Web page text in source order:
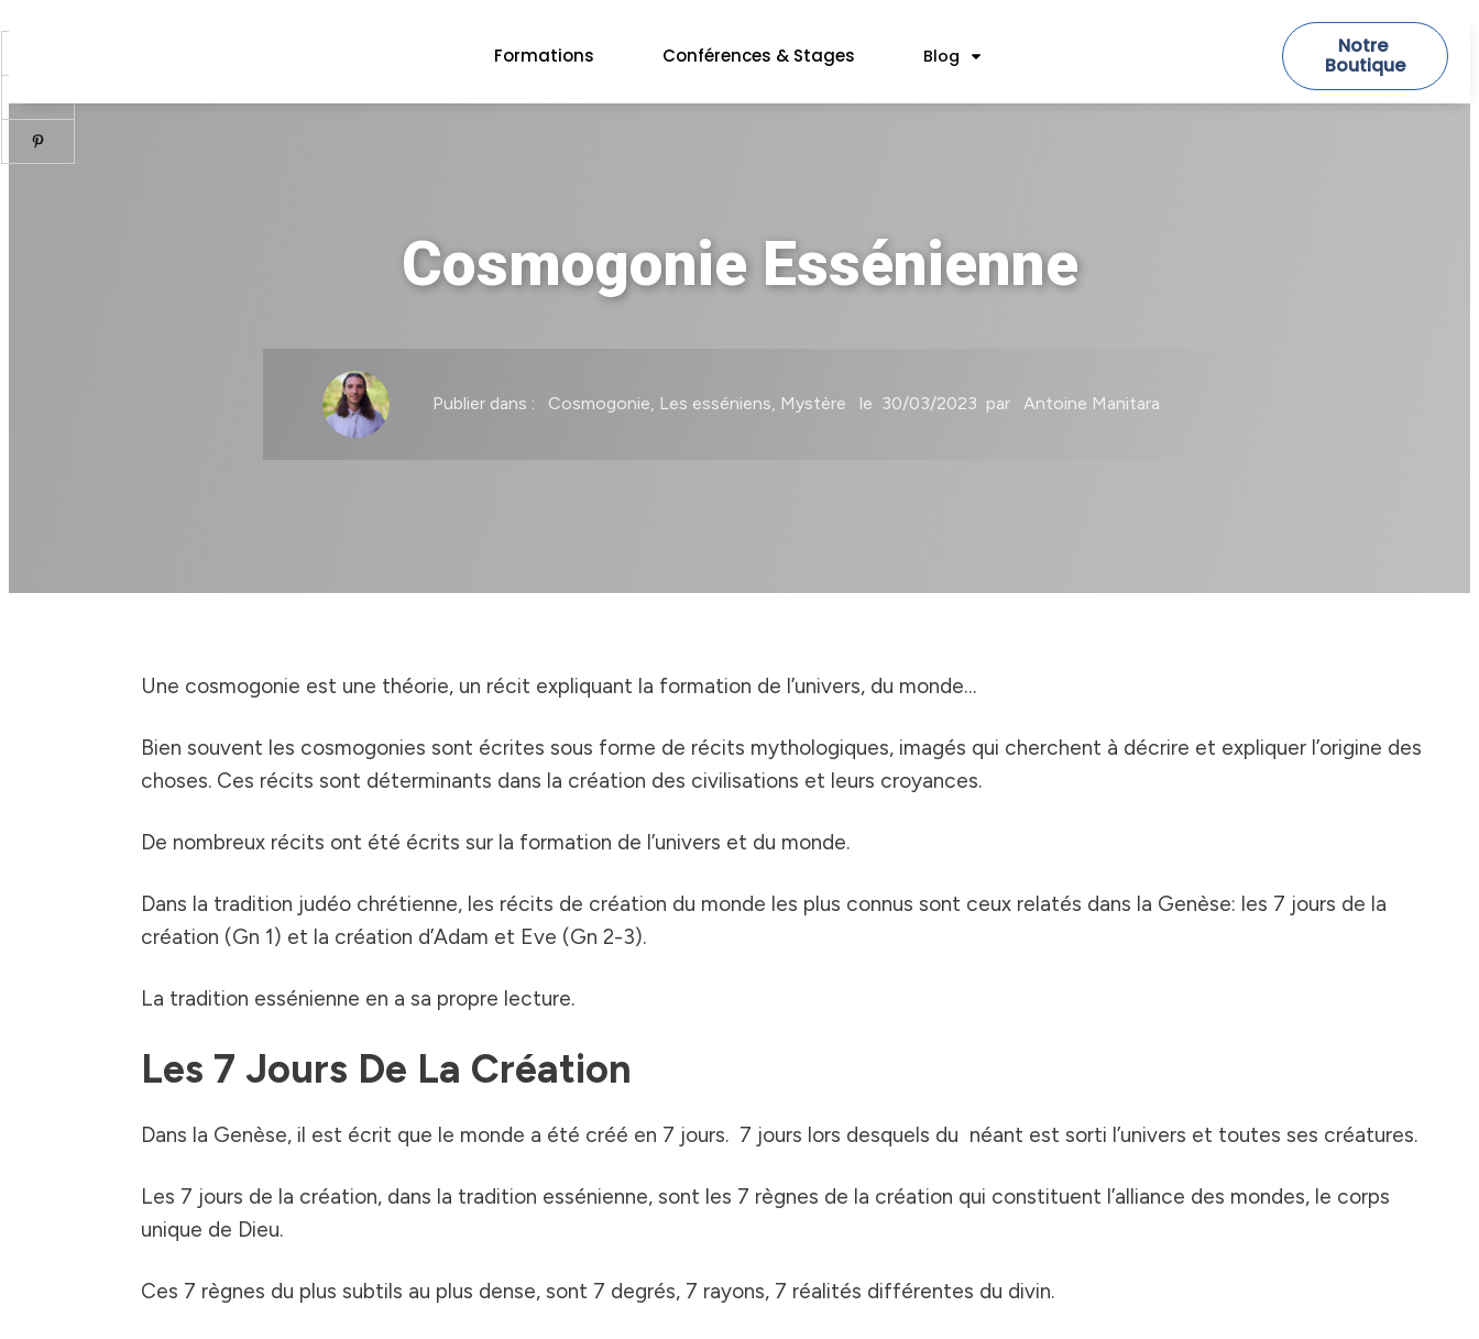
Formations Conférences & Stages Blog Notre
Boutique
Cosmogonie Essénienne
Publier dans : Cosmogonie, Les esséniens, Mystère le 30/03/2023 parAntoine Manitara
Une cosmogonie est une théorie, un récit expliquant la formation de l’univers, du monde…
Bien souvent les cosmogonies sont écrites sous forme de récits mythologiques, imagés qui cherchent à décrire et expliquer l’origine des
choses. Ces récits sont déterminants dans la création des civilisations et leurs croyances.
De nombreux récits ont été écrits sur la formation de l’univers et du monde.
Dans la tradition judéo chrétienne, les récits de création du monde les plus connus sont ceux relatés dans la Genèse: les 7 jours de la
création (Gn 1) et la création d’Adam et Eve (Gn 2-3).
La tradition essénienne en a sa propre lecture.
Les 7 Jours De La Création
Dans la Genèse, il est écrit que le monde a été créé en 7 jours. 7 jours lors desquels du néant est sorti l’univers et toutes ses créatures.
Les 7 jours de la création, dans la tradition essénienne, sont les 7 règnes de la création qui constituent l’alliance des mondes, le corps
unique de Dieu.
Ces 7 règnes du plus subtils au plus dense, sont 7 degrés, 7 rayons, 7 réalités différentes du divin.